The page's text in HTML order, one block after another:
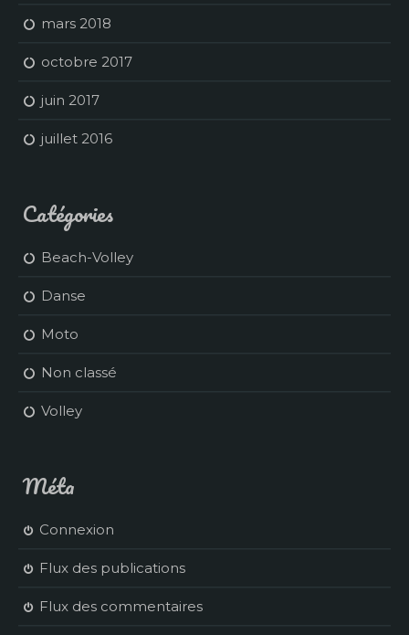
mars 2018
octobre 2017
juin 2017
juillet 2016
Catégories
Beach-Volley
Danse
Moto
Non classé
Volley
Méta
Connexion
Flux des publications
Flux des commentaires